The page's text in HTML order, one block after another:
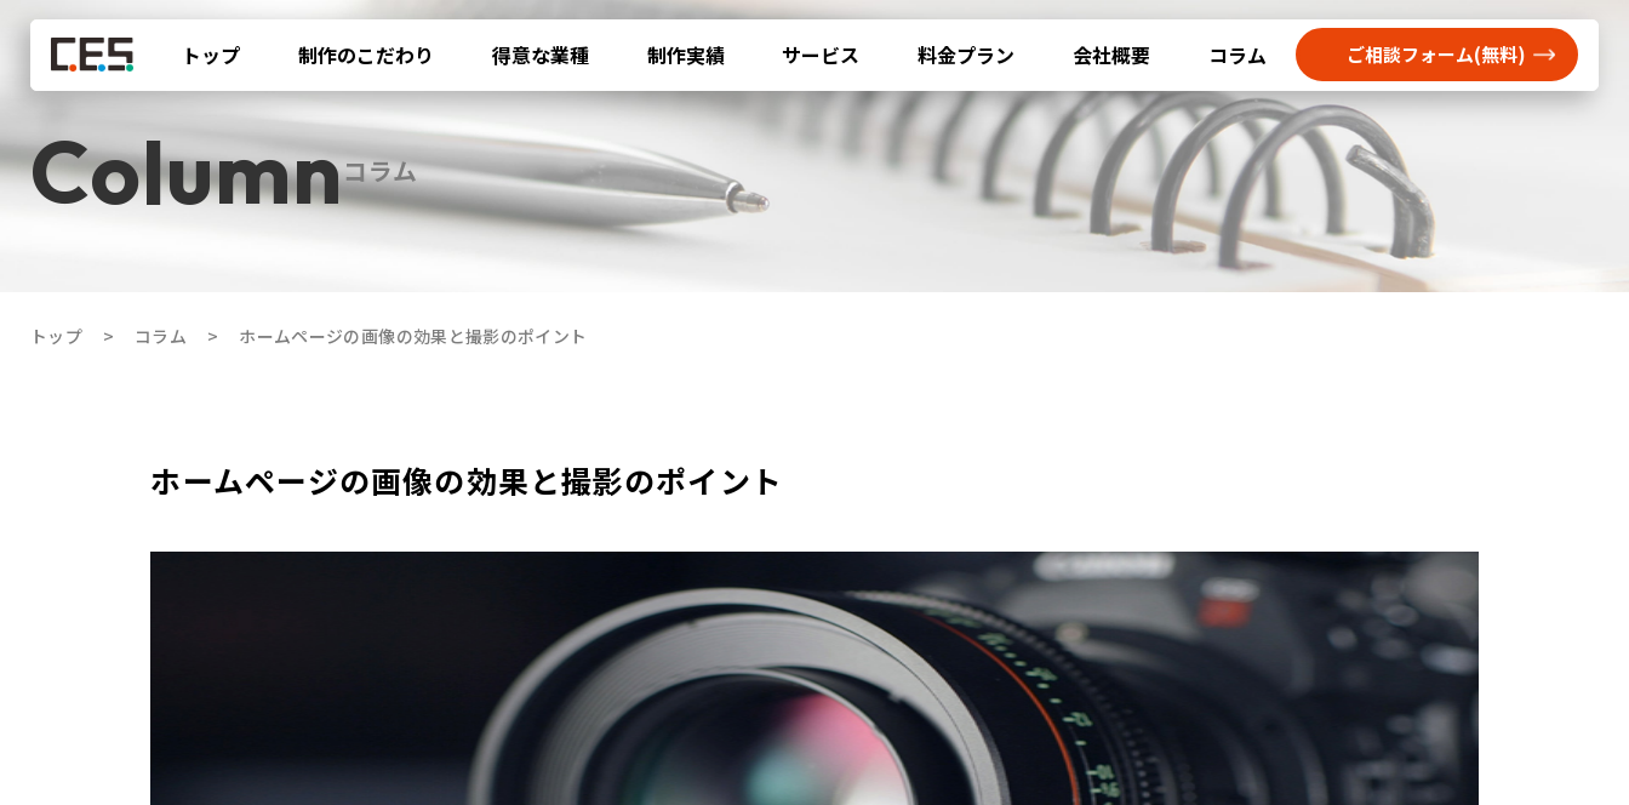
トップ 制作のこだわり 得意な業種 制作実績 サービス 料金プラン 会社概要 コラム ご相談フォーム(無料)
コラム
トップ コラム ホームページの画像の効果と撮影のポイント
ホームページの画像の効果と撮影のポイント